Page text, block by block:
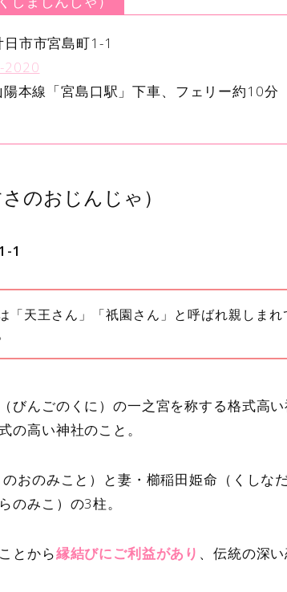
市市宮島町1-1
2020
陽本線「宮島口駅」下車、フェリー約10分
のおじんじゃ）
1
「天王さん」「祇園さん」と呼ばれ親しまれ
びんごのくに）の一之宮を称する格式高
の高い神社のこと。
おのみこと）と妻・櫛稲田姫命（くしな
のみこ）の3柱。
とから縁結びにご利益があり 、伝統の深